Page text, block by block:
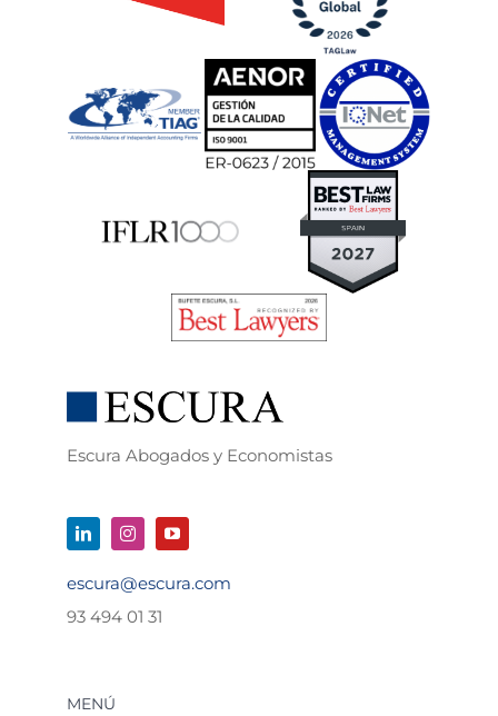
Escura Abogados y Economistas
escura@escura.com
93 494 01 31
MENÚ